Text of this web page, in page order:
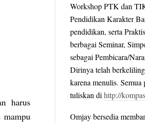
harus
Workshop PTK dan
Pendidikan Karakter
pendidikan, serta
berbagai Seminar,
sebagai Pembicara/
Dirinya telah
karena menulis.
tuliskan di http://
Omjay bersedia